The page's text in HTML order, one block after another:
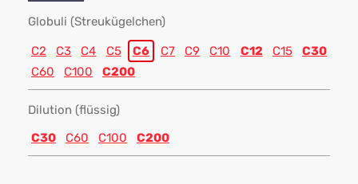
Globuli (Streukügelchen)
C2 C3 C4 C5 C6 C7 C9 C10 C12 C15
C30
C60
C100 C200
Dilution (flüssig)
C30
C60 C100 C200